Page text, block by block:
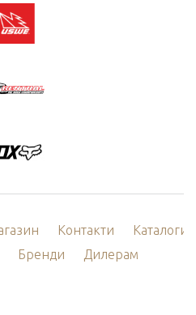
Контакти
Каталоги
Бренди Дилерам